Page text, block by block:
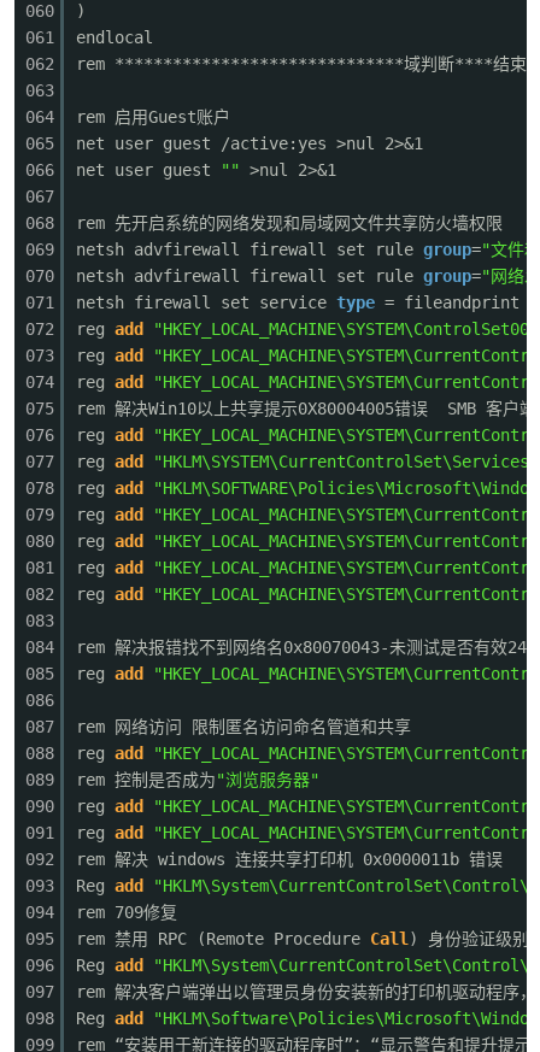
060
061
062
063
064
065
066
067
068
069
070
071
072
073
074
075
076
077
078
079
080
081
082
083
084
085
086
087
088
089
090
091
092
093
094
095
096
097
098
099
)
endlocal
rem ******************************域判断****
rem 启用Guest账户
net user guest /active:yes >nul 2>&1
net user guest
"" >nul 2>&1
rem 先开启系统的网络发现和局域网文件共享防火墙权限
netsh advfirewall firewall set rule group="文件
netsh advfirewall firewall set rule group="网络
netsh firewall set service type = fileandprint
reg add
reg add
reg add
rem 解决Win10以上共享提示0X80004005错误 SMB 客户端
reg add
reg add
reg add
reg add
reg add
reg add
reg add
rem 解决报错找不到网络名0x80070043-未测试是否有效
reg add
rem 网络访问 限制匿名访问命名管道和共享
reg add
rem 控制是否成为"浏览服务器"
reg add
reg add
rem 解决 windows 连接共享打印机 0x0000011b 错误
Reg add
rem 709修复
rem 禁用 RPC (Remote Procedure Call ) 身份验证级别
Reg add
rem 解决客户端弹出以管理员身份安装新的打印机驱动程
Reg add
rem “安装用于新连接的驱动程序时”：“显示警告和提升提示